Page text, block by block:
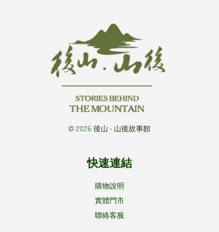
© 2026 後山 ‧ 山後故事館
快速連結
購物說明
實體門市
聯絡客服